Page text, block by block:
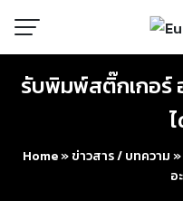
content
รับพิมพ์สติ๊กเกอร์
Home»ข่าวสาร / บทความ»
อ